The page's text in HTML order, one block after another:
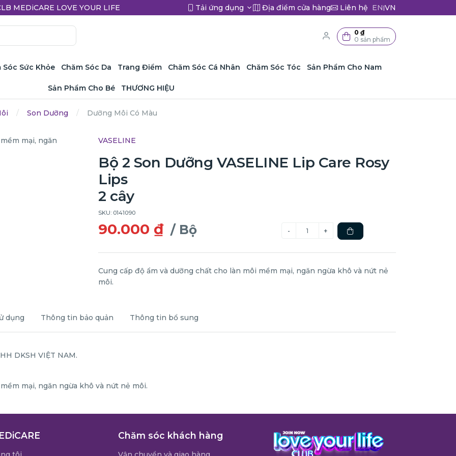
MEDiCARE LOVE YOUR LIFE Tải ứng dụng Địa điểm cửa hàng Liên hệ EN|VN
0 ₫
0 sản phẩm
Sóc Sức Khỏe Chăm Sóc Da Trang Điểm Chăm Sóc Cá Nhân Chăm Sóc Tóc Sản Phẩm Cho Nam
Sản Phẩm Cho Bé THƯƠNG HIỆU
Son Dưỡng Dưỡng Môi Có Màu
VASELINE
Bộ 2 Son Dưỡng VASELINE Lip Care Rosy
Lips
2 cây
SKU: 0141090
90.000 ₫ / Bộ
Cung cấp độ ẩm và dưỡng chất cho làn môi mềm mại, ngăn ngừa khô và nứt nẻ
môi.
dụng Thông tin bảo quản Thông tin bổ sung
DKSH VIỆT NAM.
mại, ngăn ngừa khô và nứt nẻ môi.
Chăm sóc khách hàng